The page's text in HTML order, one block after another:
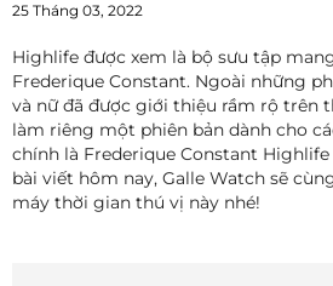
25 Tháng 03, 2022
Highlife được xem là bộ sưu tập
Frederique Constant. Ngoài những
và nữ đã được giới thiệu rầm rộ trên
làm riêng một phiên bản dành cho
chính là Frederique Constant Highlife
bài viết hôm nay, Galle Watch sẽ
máy thời gian thú vị này nhé!